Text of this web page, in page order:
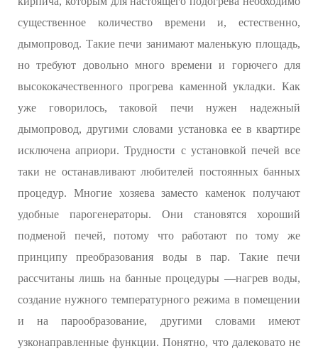
существенное количество времени и, естественно,
дымопровод. Такие печи занимают маленькую площадь,
но требуют довольно много времени и горючего для
высококачественного прогрева каменной укладки. Как
уже говорилось, таковой печи нужен надежный
дымопровод, другими словами установка ее в квартире
исключена априори. Трудности с установкой печей все
таки не останавливают любителей постоянных банных
процедур. Многие хозяева заместо каменок получают
удобные парогенераторы. Они становятся хороший
подменой печей, потому что работают по тому же
принципу преобразования воды в пар. Такие печи
рассчитаны лишь на банные процедуры —нагрев воды,
создание нужного температурного режима в помещении
и на парообразование, другими словами имеют
узконаправленные функции. Понятно, что далековато не